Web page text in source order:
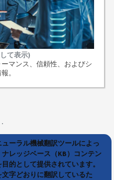
て表示)
マンス、信頼性、およびシ
。
ーラル機械翻訳ツールによっ
レッジベース（KB）コンテン
的として提供されています。
字どおりに翻訳しているた